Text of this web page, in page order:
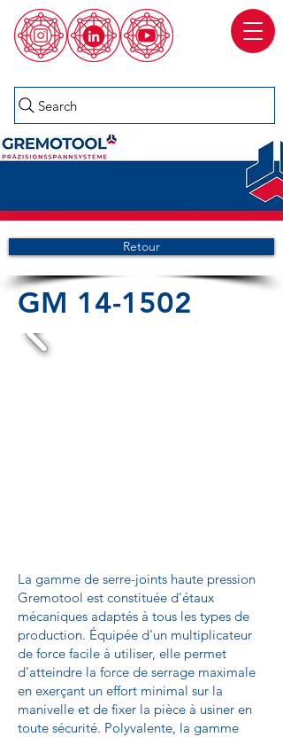
Search
Retour
GM 14-1502
La gamme de serre-joints haute pression
Gremotool est constituée d'étaux
mécaniques adaptés à tous les types de
production. Équipée d'un multiplicateur
de force facile à utiliser, elle permet
d'atteindre la force de serrage maximale
en exerçant un effort minimal sur la
manivelle et de fixer la pièce à usiner en
toute sécurité. Polyvalente, la gamme